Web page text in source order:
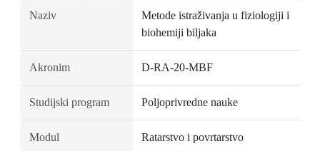
Naziv
Metode istraživanja u fiziologiji i
biohemiji biljaka
Akronim D-RA-20-MBF
Studijski program Poljoprivredne nauke
Modul Ratarstvo i povrtarstvo